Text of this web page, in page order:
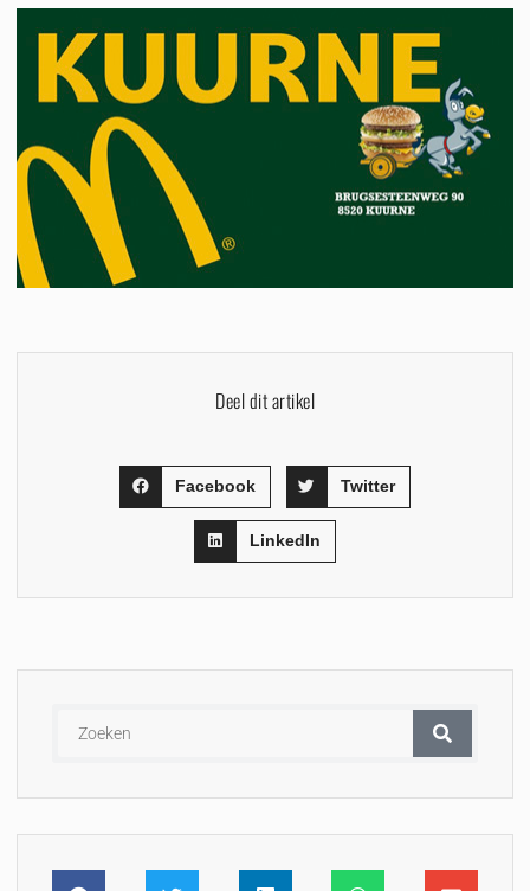
Deel dit artikel
Facebook Twitter
LinkedIn